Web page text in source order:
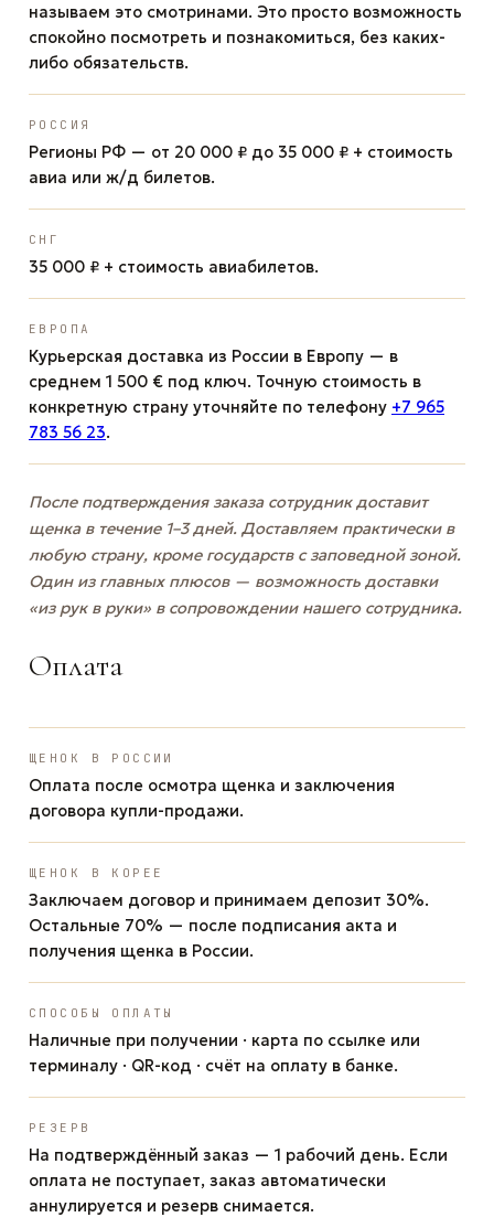
называем это смотринами. Это просто возможность
спокойно посмотреть и познакомиться, без каких-
либо обязательств.
РОССИЯ
Регионы РФ — от 20 000 ₽ до 35 000 ₽ + стоимость
авиа или ж/д билетов.
СНГ
35 000 ₽ + стоимость авиабилетов.
ЕВРОПА
Курьерская доставка из России в Европу — в
среднем 1 500 € под ключ. Точную стоимость в
конкретную страну уточняйте по телефону +7 965
783 56 23.
После подтверждения заказа сотрудник доставит
щенка в течение 1–3 дней. Доставляем практически в
любую страну, кроме государств с заповедной зоной.
Один из главных плюсов — возможность доставки
«из рук в руки» в сопровождении нашего сотрудника.
Оплата
ЩЕНОК В РОССИИ
Оплата после осмотра щенка и заключения
договора купли-продажи.
ЩЕНОК В КОРЕЕ
Заключаем договор и принимаем депозит 30%.
Остальные 70% — после подписания акта и
получения щенка в России.
СПОСОБЫ ОПЛАТЫ
Наличные при получении · карта по ссылке или
терминалу · QR-код · счёт на оплату в банке.
РЕЗЕРВ
На подтверждённый заказ — 1 рабочий день. Если
оплата не поступает, заказ автоматически
аннулируется и резерв снимается.